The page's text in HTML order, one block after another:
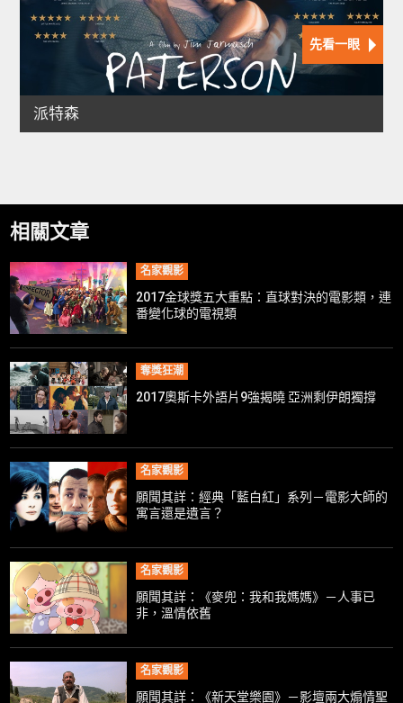
相關文章
名家觀影
2017金球獎五大重點：直球對決的電影類，連
番變化球的電視類
奪獎狂潮
2017奧斯卡外語片9強揭曉 亞洲剩伊朗獨撐
名家觀影
願聞其詳：經典「藍白紅」系列－電影大師的
寓言還是遺言？
名家觀影
願聞其詳：《麥兜：我和我媽媽》－人事已
非，溫情依舊
名家觀影
願聞其詳：《新天堂樂園》－影壇兩大煽情聖